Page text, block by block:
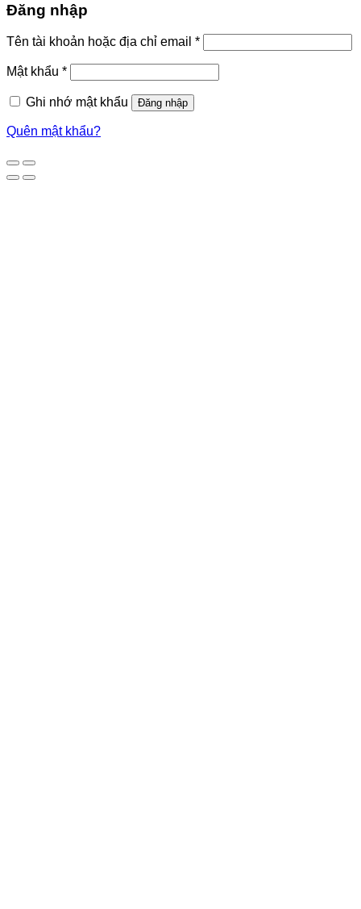
Đăng nhập
Tên tài khoản hoặc địa chỉ email *
Mật khẩu *
Ghi nhớ mật khẩu Đăng nhập
Quên mật khẩu?